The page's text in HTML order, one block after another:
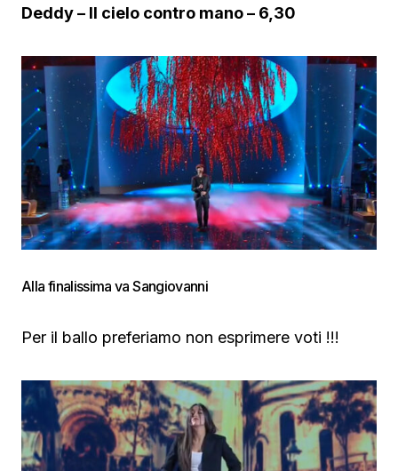
Deddy – Il cielo contro mano – 6,30
Alla finalissima va Sangiovanni
Per il ballo preferiamo non esprimere voti !!!